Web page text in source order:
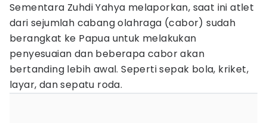
Sementara Zuhdi Yahya melaporkan, saat ini atlet
dari sejumlah cabang olahraga (cabor) sudah
berangkat ke Papua untuk melakukan
penyesuaian dan beberapa cabor akan
bertanding lebih awal. Seperti sepak bola, kriket,
layar, dan sepatu roda.